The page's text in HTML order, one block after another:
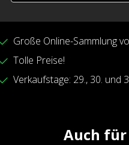
Große Online-Sammlung
Tolle Preise!
Verkaufstage: 29., 30. und
Auch für